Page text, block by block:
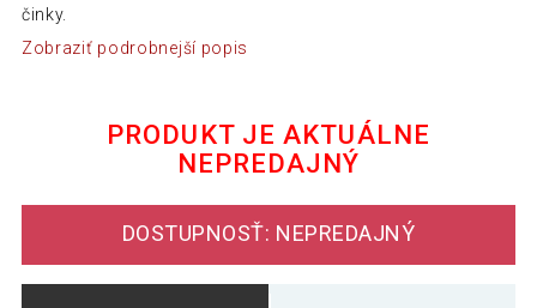
činky.
Zobraziť podrobnejší popis
PRODUKT JE AKTUÁLNE
NEPREDAJNÝ
DOSTUPNOSŤ: NEPREDAJNÝ